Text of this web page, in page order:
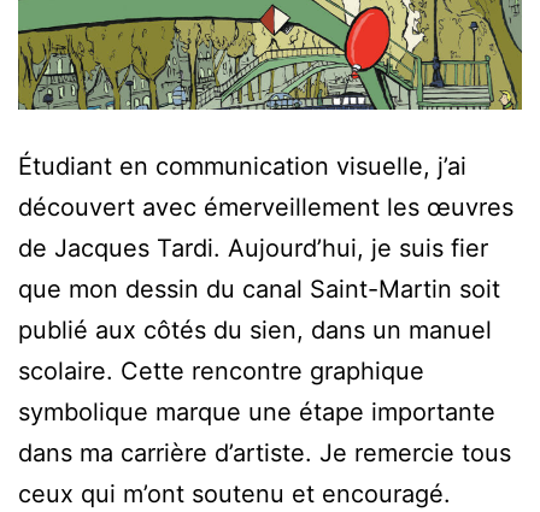
Étudiant en communication visuelle, j’ai
découvert avec émerveillement les œuvres
de Jacques Tardi. Aujourd’hui, je suis fier
que mon dessin du canal Saint-Martin soit
publié aux côtés du sien, dans un manuel
scolaire. Cette rencontre graphique
symbolique marque une étape importante
dans ma carrière d’artiste. Je remercie tous
ceux qui m’ont soutenu et encouragé.